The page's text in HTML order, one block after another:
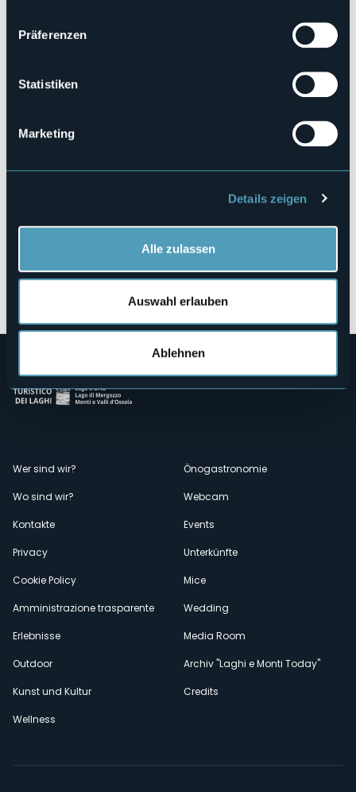
Präferenzen
Statistiken
Marketing
Details zeigen
Alle zulassen
Auswahl erlauben
Ablehnen
Buchen
Öffnen Sie die Karte
Menù
secondario
Wer sind wir?
Wo sind wir?
Kontakte
Privacy
Cookie Policy
Amministrazione trasparente
Erlebnisse
Outdoor
Kunst und Kultur
Wellness
Önogastronomie
Webcam
Events
Unterkünfte
Mice
Wedding
Media Room
Archiv "Laghi e Monti Today"
Credits